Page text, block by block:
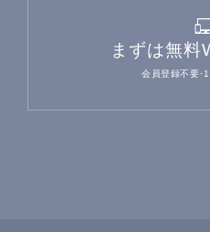
まずは無料
会員登録不要･